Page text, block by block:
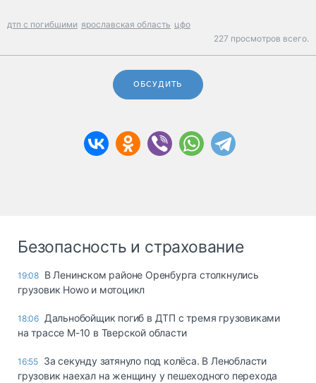
дтп с погибшими ярославская область цфо
227 просмотров всего.
ОБСУДИТЬ
Безопасность и страхование
19:08 В Ленинском районе Оренбурга столкнулись
грузовик Howo и мотоцикл
18:06 Дальнобойщик погиб в ДТП с тремя грузовиками
на трассе М-10 в Тверской области
16:55 За секунду затянуло под колёса. В Ленобласти
грузовик наехал на женщину у пешеходного перехода